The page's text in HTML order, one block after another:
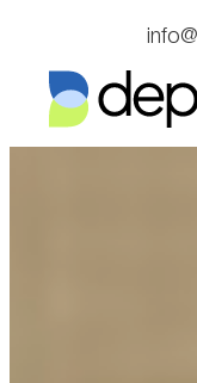
contenido